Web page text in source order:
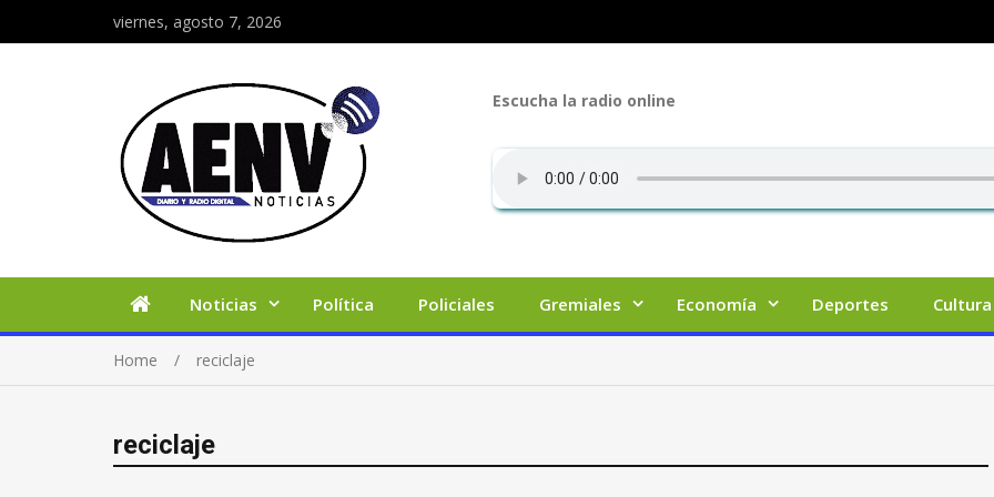
viernes, agosto 7, 2026
Escucha la radio online
Noticias Política Policiales Gremiales Economía Deportes Cultura
Home reciclaje
reciclaje